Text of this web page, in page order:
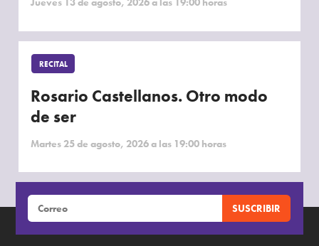
RECITAL
Rosario Castellanos. Otro modo
de ser
Martes 25 de agosto, 2026 a las 19:00 horas